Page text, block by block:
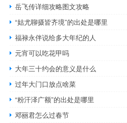
岳飞传详细攻略图文攻略
“姑尤聊摄皆齐境”的出处是哪里
福禄永伴说给多大年纪的人
元宵可以吃花甲吗
大年三十约会的意义是什么
过年大门口放点啥菜
“粉汗泽广额”的出处是哪里
邓丽君怎么过春节